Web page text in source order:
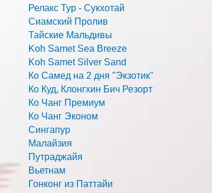
Релакс Тур - Сукхотай
Сиамский Пролив
Тайские Мальдивы
Koh Samet Sea Breeze
Koh Samet Silver Sand
Ко Самед на 2 дня "Экзотик"
Ко Куд, Клонгхин Бич Резорт
Ко Чанг Премиум
Ко Чанг Эконом
Сингапур
Малайзия
Путраджайя
Вьетнам
Гонконг из Паттайи